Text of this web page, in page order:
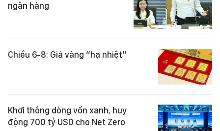
ngân hàng
Chiều 6-8: Giá vàng “hạ nhiệt”
Khơi thông dòng vốn xanh, huy
động 700 tỷ USD cho Net Zero